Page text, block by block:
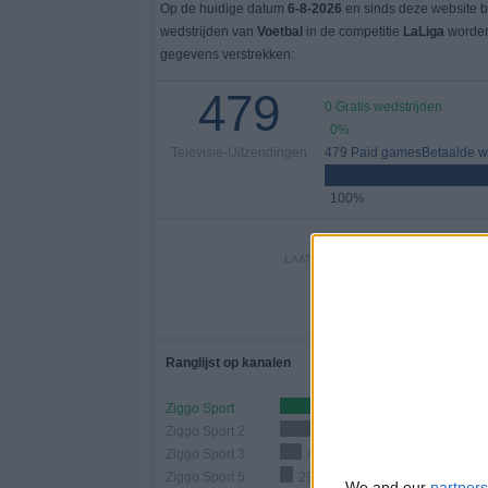
Op de huidige datum 6-8-2026 en sinds deze website
wedstrijden van Voetbal in de competitie LaLiga
gegevens verstrekken:
479
Televisie-Uitzendingen
0 Gratis wedstrijden
0%
479 Paid gamesBetaalde
100%
LAATSTE GRATIS WEDSTRIJD
Ranglijst op kanalen
Ziggo Sport
Ziggo Sport 2
Ziggo Sport 3
Ziggo Sport 5
29 (6,05%)